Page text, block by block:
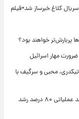
کلاغ خبرساز شد+فیلم
پربارش‌تر خواهند بود؟
ضرورت مهار اسرائیل
محبی و سرگیف با
تغییر مثبت در عملکرد مالی بانک صادرات ایران/ درآمد عملیاتی ۸۰ درصد رشد